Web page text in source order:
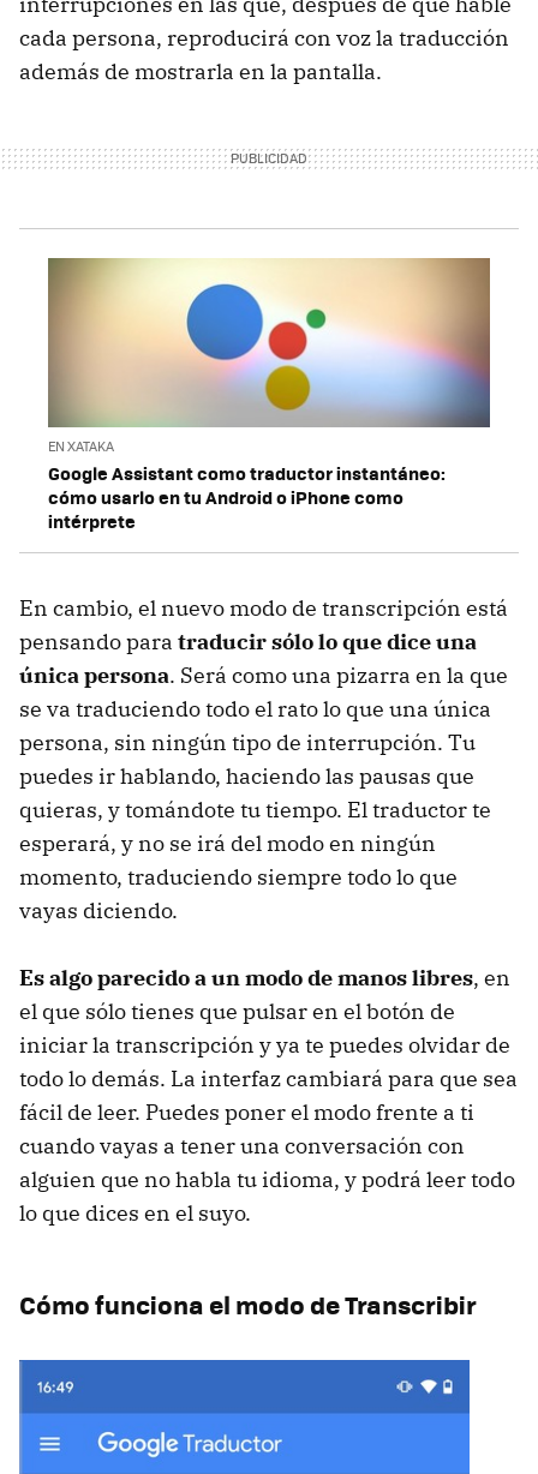
cada persona, reproducirá con voz la traducción
además de mostrarla en la pantalla.
EN XATAKA
Google Assistant como traductor instantáneo:
cómo usarlo en tu Android o iPhone como
intérprete
En cambio, el nuevo modo de transcripción está
pensando para traducir sólo lo que dice una
única persona. Será como una pizarra en la que
se va traduciendo todo el rato lo que una única
persona, sin ningún tipo de interrupción. Tu
puedes ir hablando, haciendo las pausas que
quieras, y tomándote tu tiempo. El traductor te
esperará, y no se irá del modo en ningún
momento, traduciendo siempre todo lo que
vayas diciendo.
Es algo parecido a un modo de manos libres, en
el que sólo tienes que pulsar en el botón de
iniciar la transcripción y ya te puedes olvidar de
todo lo demás. La interfaz cambiará para que sea
fácil de leer. Puedes poner el modo frente a ti
cuando vayas a tener una conversación con
alguien que no habla tu idioma, y podrá leer todo
lo que dices en el suyo.
Cómo funciona el modo de Transcribir